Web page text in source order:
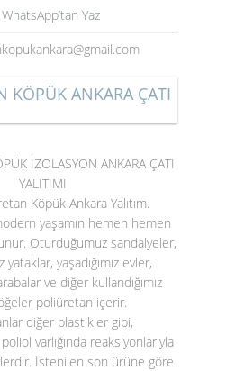
Yaz
KÖPÜK ANKARA ÇATI
İZOLASYON ANKARA ÇATI
YALITIMI
Köpük Ankara Yalıtım.
yaşamın hemen hemen
Oturduğumuz sandalyeler,
yaşadığımız evler,
ve diğer kullandığımız
öğeler poliüretan içerir.
diğer plastikler gibi,
varlığında reaksiyonlarıyla
İstenilen son ürüne göre